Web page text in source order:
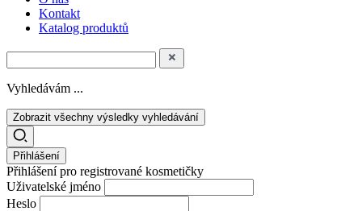
Kontakt
Katalog produktů
Vyhledávám ...
Zobrazit všechny výsledky vyhledávání
Přihlášení
Přihlášení pro registrované kosmetičky
Uživatelské jméno
Heslo